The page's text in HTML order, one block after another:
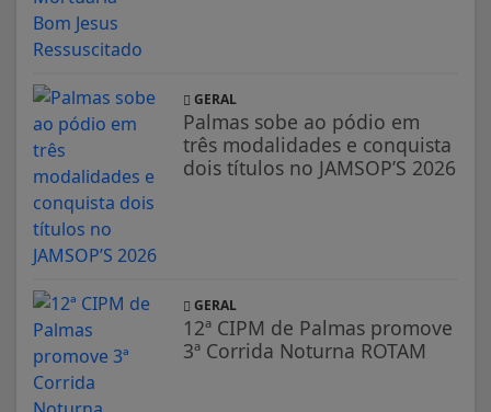
GERAL
Palmas sobe ao pódio em
três modalidades e conquista
dois títulos no JAMSOP’S 2026
GERAL
12ª CIPM de Palmas promove
3ª Corrida Noturna ROTAM